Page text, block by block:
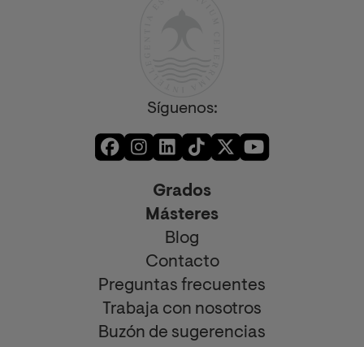
Síguenos:
Grados
Másteres
Blog
Contacto
Preguntas frecuentes
Trabaja con nosotros
Buzón de sugerencias